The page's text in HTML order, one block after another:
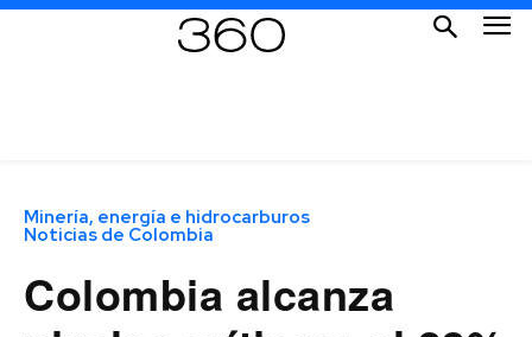
Minería, energía e hidrocarburos
Noticias de Colombia
Colombia alcanza